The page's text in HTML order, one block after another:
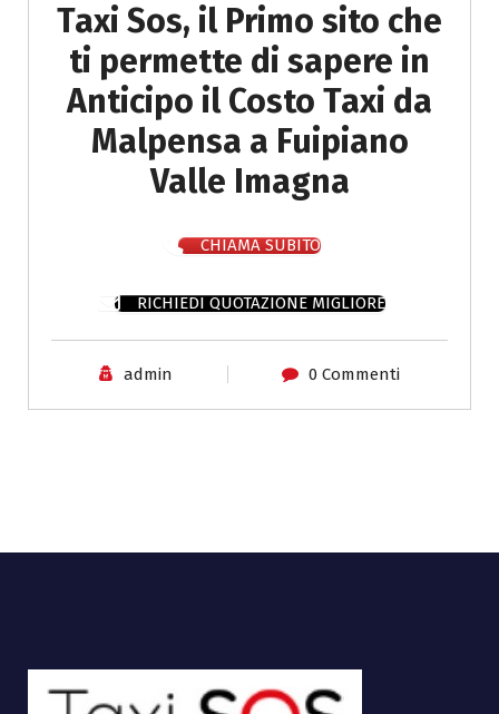
Taxi Sos, il Primo sito che
ti permette di sapere in
Anticipo il Costo Taxi da
Malpensa a Fuipiano
Valle Imagna
CHIAMA SUBITO
RICHIEDI QUOTAZIONE MIGLIORE
admin 0 Commenti